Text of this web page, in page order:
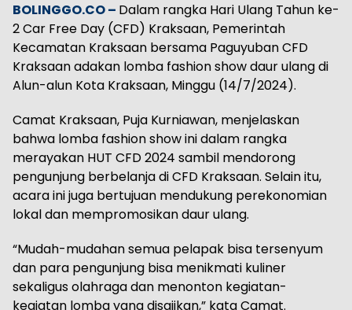
BOLINGGO.CO – Dalam rangka Hari Ulang Tahun ke-
2 Car Free Day (CFD) Kraksaan, Pemerintah
Kecamatan Kraksaan bersama Paguyuban CFD
Kraksaan adakan lomba fashion show daur ulang di
Alun-alun Kota Kraksaan, Minggu (14/7/2024).
Camat Kraksaan, Puja Kurniawan, menjelaskan
bahwa lomba fashion show ini dalam rangka
merayakan HUT CFD 2024 sambil mendorong
pengunjung berbelanja di CFD Kraksaan. Selain itu,
acara ini juga bertujuan mendukung perekonomian
lokal dan mempromosikan daur ulang.
“Mudah-mudahan semua pelapak bisa tersenyum
dan para pengunjung bisa menikmati kuliner
sekaligus olahraga dan menonton kegiatan-
kegiatan lomba yang disajikan,” kata Camat.